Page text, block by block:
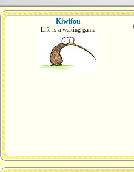
Kiwifou
Life is a waiting game